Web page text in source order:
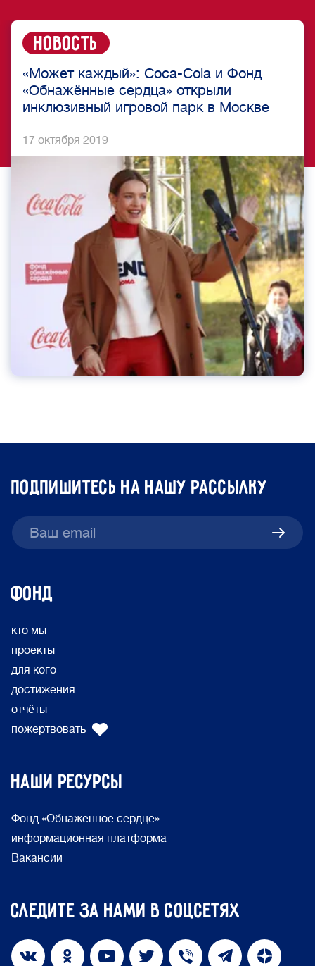
Новость
«Может каждый»: Coca-Cola и Фонд
«Обнажённые сердца» открыли
инклюзивный игровой парк в Москве
17 октября 2019
подпишитесь на нашу рассылку
ФОНД
кто мы
проекты
для кого
достижения
отчёты
пожертвовать
Наши ресурсы
Фонд «Обнажённое сердце»
информационная платформа
Вакансии
Следите за нами в соцсетях